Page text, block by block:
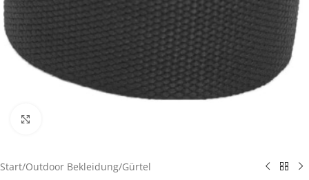
Start/Outdoor Bekleidung/Gürtel